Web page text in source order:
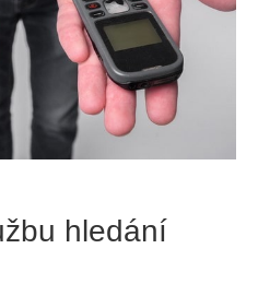
hledání